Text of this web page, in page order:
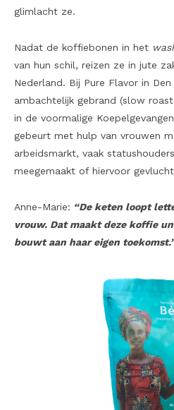
glimlacht ze.
Nadat de koffiebonen in het
van hun schil, reizen ze in jute
Nederland. Bij Pure Flavor in
ambachtelijk gebrand (slow
in de voormalige
gebeurt met hulp van vrouwen
arbeidsmarkt, vaak
meegemaakt of hiervoor
Anne-Marie: “De keten loopt
vrouw. Dat maakt deze koffie
bouwt aan haar eigen